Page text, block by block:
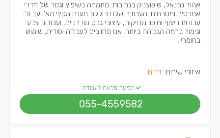
אהוד נתנאל, שיפוצניק בנתיבות. מתמחה בשיפוץ וגמר של חדרי
אמבטיה ומטבחים. העבודה שלנו כוללת מענה מקיף מא' ועד ת':
עבודות ריצוף וחיפוי מדויקות, עיצובי גבס מודרניים, ועבודות צבע
וגימור ברמה הגבוהה ביותר. אנו מחויבים לעבודה יסודית, שימוש
בחומרי...
איזורי שירות: דרום
זמינות מלאה לעבודה
055-4559582